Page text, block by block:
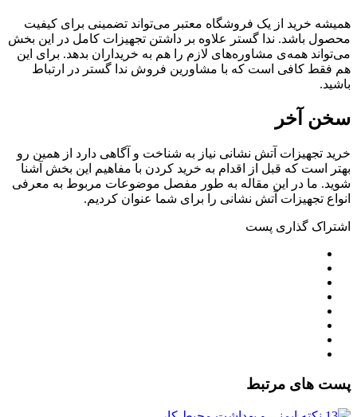
همیشه خرید از یک فروشگاه معتبر می‌تواند تضمینی برای کیفیت
محصول باشد. ندا گستر علاوه بر داشتن تجهیزات کامل در این بخش
می‌تواند همه‌ی مشاوره‌های لازم را هم به خریداران بدهد. برای این
هم فقط کافی است که با مشاورین فروش ندا گستر در ارتباط
باشید.
سخن آخر
خرید تجهیزات آتش نشانی نیاز به شناخت و آگاهی دارد از همین رو
بهتر است که قبل از اقدام به خرید کردن با مفاهیم این بخش آشنا
شوید. ما در این مقاله به طور مفصل موضوعات مربوط به معرفی
انواع تجهیزات آتش نشانی را برای شما عنوان کردیم.
اشتراک گذاری پست
پست های مرتبط